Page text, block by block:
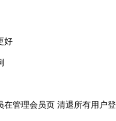
好
在管理会员页 清退所有用户